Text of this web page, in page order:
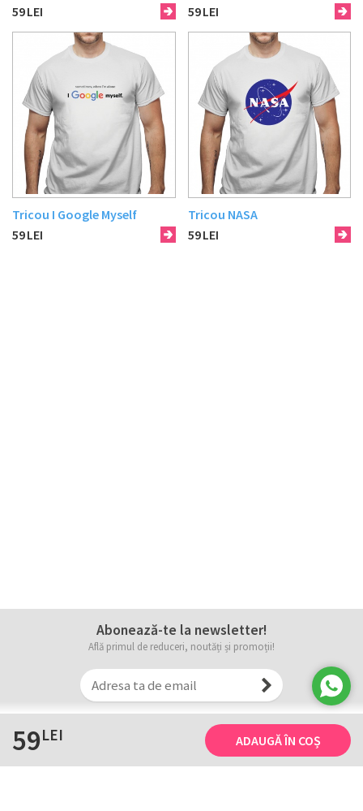
59LEI ADAUGĂ ÎN COȘ
59LEI 59LEI
Tricou I Google Myself
59LEI
Tricou NASA
59LEI
Abonează-te la newsletter!
Află primul de reduceri, noutăți și promoții!
Tricourile noastre